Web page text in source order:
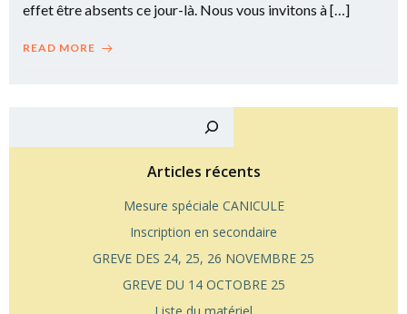
effet être absents ce jour-là. Nous vous invitons à […]
READ MORE
Articles récents
Mesure spéciale CANICULE
Inscription en secondaire
GREVE DES 24, 25, 26 NOVEMBRE 25
GREVE DU 14 OCTOBRE 25